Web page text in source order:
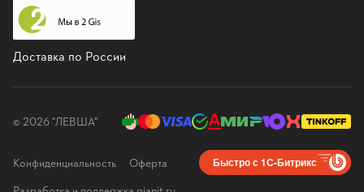
Доставка по России
© 2026 "ЛЕВША"
Конфиденциальность Оферта Быстро с 1С-Битрикс